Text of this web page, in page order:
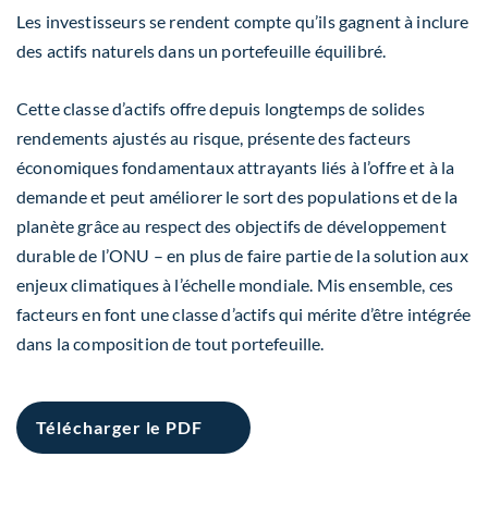
Les investisseurs se rendent compte qu’ils gagnent à inclure
des actifs naturels dans un portefeuille équilibré.
Cette classe d’actifs offre depuis longtemps de solides
rendements ajustés au risque, présente des facteurs
économiques fondamentaux attrayants liés à l’offre et à la
demande et peut améliorer le sort des populations et de la
planète grâce au respect des objectifs de développement
durable de l’ONU – en plus de faire partie de la solution aux
enjeux climatiques à l’échelle mondiale. Mis ensemble, ces
facteurs en font une classe d’actifs qui mérite d’être intégrée
dans la composition de tout portefeuille.
Télécharger le PDF